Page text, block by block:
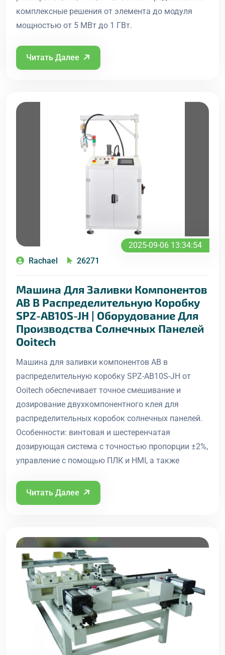
комплексные решения от элемента до модуля
мощностью от 5 МВт до 1 ГВт.
Читать Далее
2025-09-06 13:34:54
Rachael
26271
Машина Для Заливки Компонентов
AB В Распределительную Коробку
SPZ-AB10S-JH | Оборудование Для
Производства Солнечных Панелей
Ooitech
Машина для заливки компонентов AB в
распределительную коробку SPZ-AB10S-JH от
Ooitech обеспечивает точное смешивание и
дозирование двухкомпонентного клея для
распределительных коробок солнечных панелей.
Особенности: винтовая и шестеренчатая
дозирующая система с точностью пропорции ±2%,
управление с помощью ПЛК и HMI, а также
Читать Далее